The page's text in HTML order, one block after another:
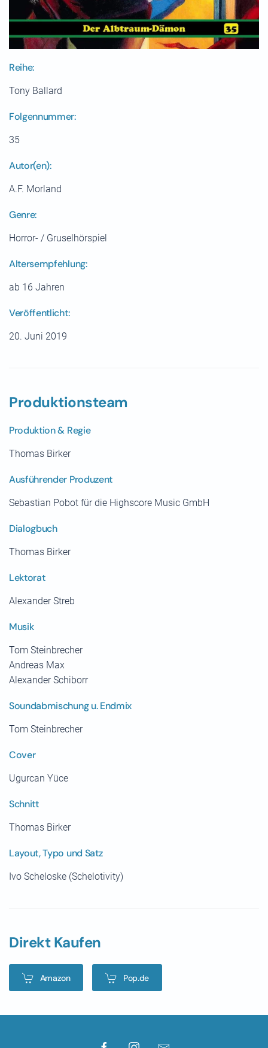
Reihe:
Tony Ballard
Folgennummer:
35
Autor(en):
A.F. Morland
Genre:
Horror- / Gruselhörspiel
Altersempfehlung:
ab 16 Jahren
Veröffentlicht:
20. Juni 2019
Produktionsteam
Produktion & Regie
Thomas Birker
Ausführender Produzent
Sebastian Pobot für die Highscore Music GmbH
Dialogbuch
Thomas Birker
Lektorat
Alexander Streb
Musik
Tom Steinbrecher
Andreas Max
Alexander Schiborr
Soundabmischung u. Endmix
Tom Steinbrecher
Cover
Ugurcan Yüce
Schnitt
Thomas Birker
Layout, Typo und Satz
Ivo Scheloske (Schelotivity)
Direkt Kaufen
Amazon Pop.de